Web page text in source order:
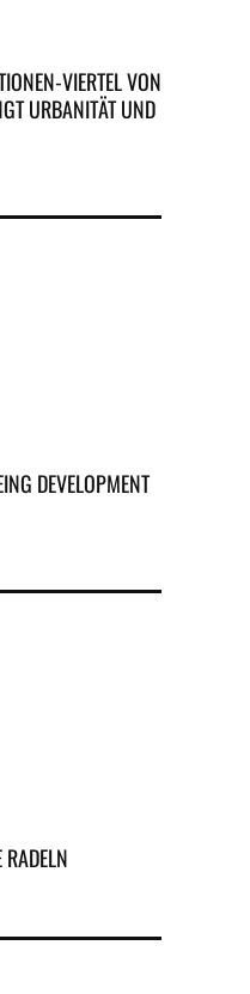
VIERTEL VON
URBANITÄT UND
DEVELOPMENT